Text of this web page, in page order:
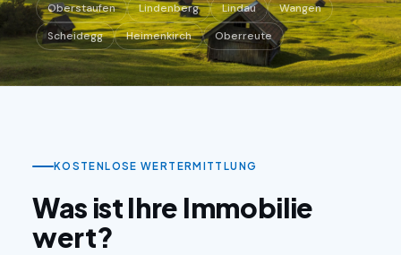
Oberstaufen Lindenberg Lindau
Wangen
Scheidegg
Heimenkirch Oberreute
KOSTENLOSE WERTERMITTLUNG
Was ist Ihre Immobilie
wert?